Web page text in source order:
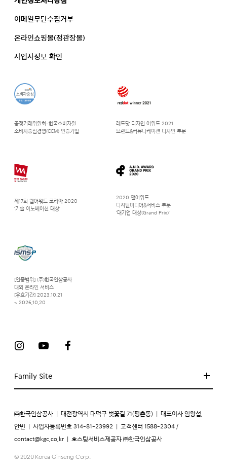
Family Site
공정거래위원회-한국소비자원
소비자중심경영(CCM) 인증기업
레드닷 디자인 어워드 2021
브랜드&커뮤니케이션 디자인 부문
제17회 웹어워드 코리아 2020
‘기술 이노베이션 대상’
2020 앤어워드
디지털미디어&서비스 부문
‘대기업 대상(Grand Prix)’
[인증범위] (주)한국인삼공사
대외 온라인 서비스
[유효기간] 2023.10.21
~ 2026.10.20
이메일무단수집거부
온라인쇼핑몰(정관장몰)
사업자정보 확인
㈜한국인삼공사 대전광역시 대덕구 벚꽃길 71(평촌동) 대표이사 임왕섭,
안빈 사업자등록번호 314-81-23992 고객센터 1588-2304 /
contact@kgc.co.kr 호스팅서비스제공자 ㈜한국인삼공사
© 2020 Korea Ginseng Corp.